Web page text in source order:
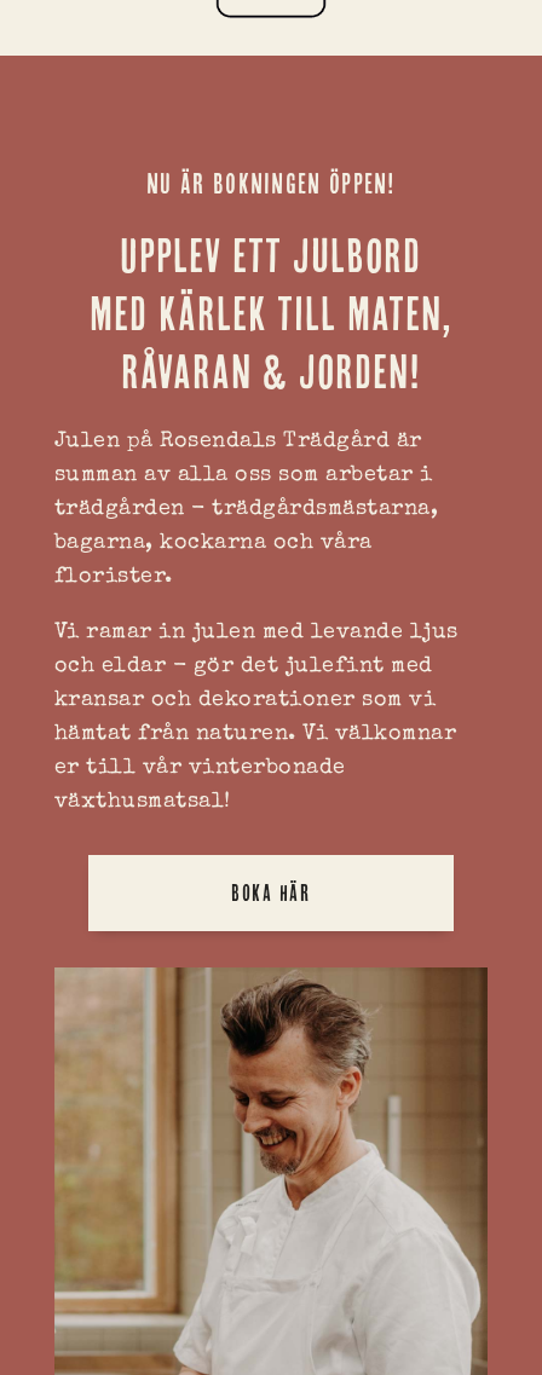
NU ÄR BOKNINGEN ÖPPEN!
Upplev ett julbord
med kärlek till maten,
råvaran & jorden!
Julen på Rosendals Trädgård är
summan av alla oss som arbetar i
trädgården - trädgårdsmästarna,
bagarna, kockarna och våra
florister.
Vi ramar in julen med levande ljus
och eldar - gör det julefint med
kransar och dekorationer som vi
hämtat från naturen. Vi välkomnar
er till vår vinterbonade
växthusmatsal!
BOKA HÄR